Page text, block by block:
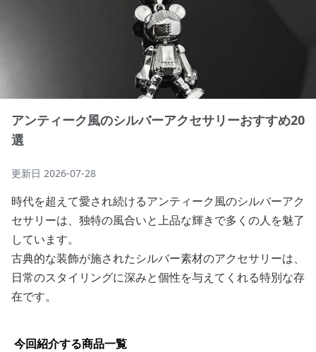
アンティーク風のシルバーアクセサリーおすすめ20
選
更新日 2026-07-28
時代を超えて愛され続けるアンティーク風のシルバーアク
セサリーは、独特の風合いと上品な輝きで多くの人を魅了
しています。
古典的な装飾が施されたシルバー素材のアクセサリーは、
日常のスタイリングに深みと個性を与えてくれる特別な存
在です。
今回紹介する商品一覧